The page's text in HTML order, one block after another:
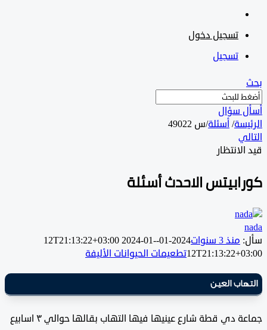
تسجيل دخول
تسجيل
سؤال
/ أسئلة/س 49022
الاحدث أسئلة
منذ 3 سنوات 2024-01-12T21:13:22+03:00
2024-01-
تطعيمات الحيوانات الأليفة
العين
جماعة دي قطة شارع عينيها فيها التهاب بقالها حوالي ٣ اسابيع